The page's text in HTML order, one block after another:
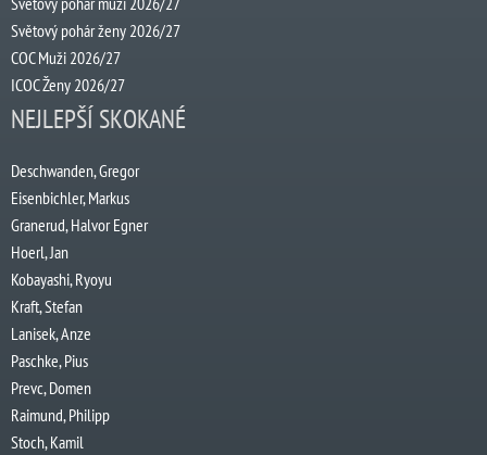
Světový pohár ženy 2026/27
COC Muži 2026/27
ICOC Ženy 2026/27
NEJLEPŠÍ SKOKANÉ
Deschwanden, Gregor
Eisenbichler, Markus
Granerud, Halvor Egner
Hoerl, Jan
Kobayashi, Ryoyu
Kraft, Stefan
Lanisek, Anze
Paschke, Pius
Prevc, Domen
Raimund, Philipp
Stoch, Kamil